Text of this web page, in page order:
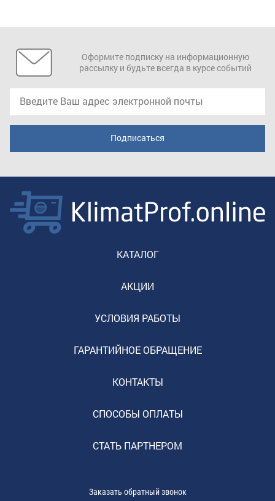
Оформите подписку на информационную
рассылку и будьте всегда в курсе событий
КАТАЛОГ
АКЦИИ
УСЛОВИЯ РАБОТЫ
ГАРАНТИЙНОЕ ОБРАЩЕНИЕ
КОНТАКТЫ
СПОСОБЫ ОПЛАТЫ
СТАТЬ ПАРТНЕРОМ
Заказать обратный звонок